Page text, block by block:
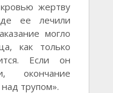
жертву
ее лечили
могло
как только
Если он
окончание
трупом».